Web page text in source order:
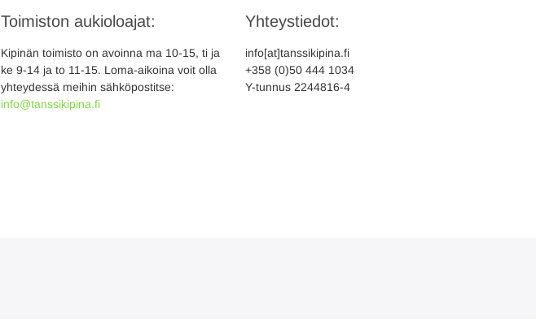
Toimiston aukioloajat:
Kipinän toimisto on avoinna ma 10-15, ti ja
ke 9-14 ja to 11-15. Loma-aikoina voit olla
yhteydessä meihin sähköpostitse:
info@tanssikipina.fi
Yhteystiedot:
info[at]tanssikipina.fi
+358 (0)50 444 1034
Y-tunnus 2244816-4